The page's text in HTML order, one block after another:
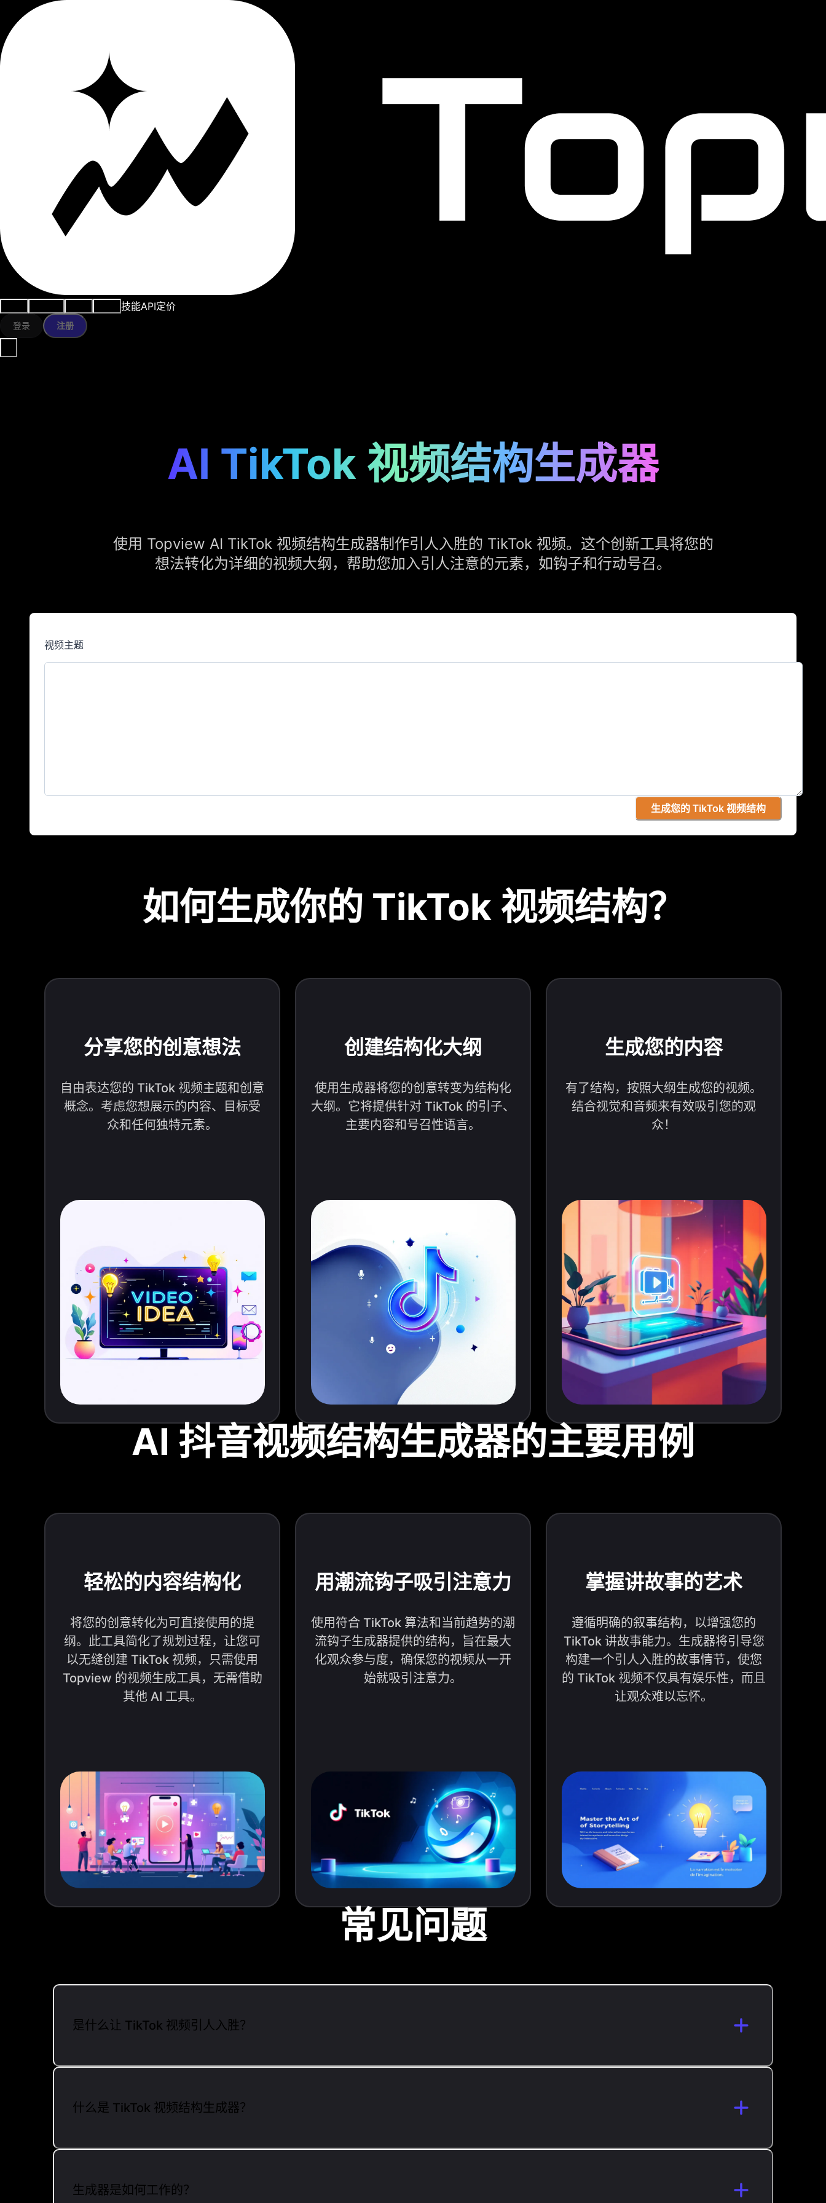
技能API定价
登录 注册
AI TikTok 视频结构生成器
使用 Topview AI TikTok 视频结构生成器制作引人入胜的 TikTok 视频。这个创新工具将您的
想法转化为详细的视频大纲，帮助您加入引人注意的元素，如钩子和行动号召。
视频主题
生成您的 TikTok 视频结构
如何生成你的 TikTok 视频结构？
分享您的创意想法
自由表达您的 TikTok 视频主题和创意
概念。考虑您想展示的内容、目标受
众和任何独特元素。
创建结构化大纲
使用生成器将您的创意转变为结构化
大纲。它将提供针对 TikTok 的引子、
主要内容和号召性语言。
生成您的内容
有了结构，按照大纲生成您的视频。
结合视觉和音频来有效吸引您的观
众！
AI 抖音视频结构生成器的主要用例
轻松的内容结构化
将您的创意转化为可直接使用的提
纲。此工具简化了规划过程，让您可
以无缝创建 TikTok 视频，只需使用
Topview 的视频生成工具，无需借助
其他 AI 工具。
用潮流钩子吸引注意力
使用符合 TikTok 算法和当前趋势的潮
流钩子生成器提供的结构，旨在最大
化观众参与度，确保您的视频从一开
始就吸引注意力。
掌握讲故事的艺术
遵循明确的叙事结构，以增强您的
TikTok 讲故事能力。生成器将引导您
构建一个引人入胜的故事情节，使您
的 TikTok 视频不仅具有娱乐性，而且
让观众难以忘怀。
常见问题
是什么让 TikTok 视频引人入胜？
什么是 TikTok 视频结构生成器？
生成器是如何工作的？